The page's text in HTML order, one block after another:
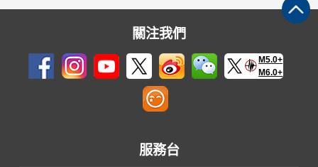
關注我們
M5.0+
M6.0+
服務台